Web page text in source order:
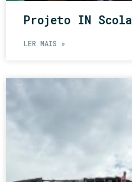
Projeto IN Scola
LER MAIS »